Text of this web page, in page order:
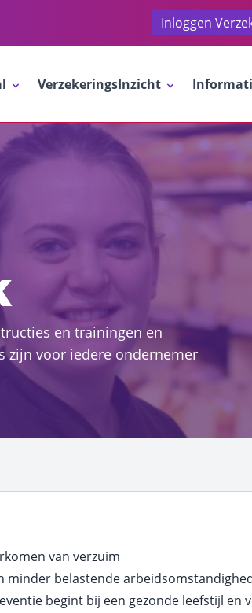
Inloggen
VerzekeringsInzicht
en trainingen en
zijn voor iedere ondernemer
van verzuim
minder belastende
begint bij een gezonde leefstijl